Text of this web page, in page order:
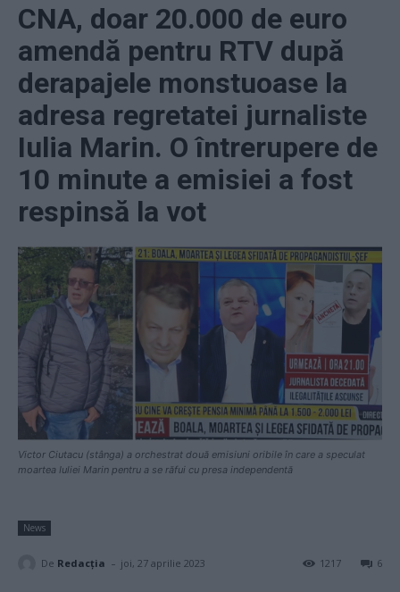
CNA, doar 20.000 de euro
amendă pentru RTV după
derapajele monstuoase la
adresa regretatei jurnaliste
Iulia Marin. O întrerupere de
10 minute a emisiei a fost
respinsă la vot
Victor Ciutacu (stânga) a orchestrat două emisiuni oribile în care a speculat
moartea Iuliei Marin pentru a se răfui cu presa independentă
News
De Redacţia - joi, 27 aprilie 2023 6
1217